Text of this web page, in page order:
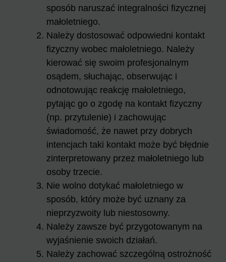
sposób naruszać integralności fizycznej
małoletniego.
Należy dostosować odpowiedni kontakt
fizyczny wobec małoletniego. Należy
kierować się swoim profesjonalnym
osądem, słuchając, obserwując i
odnotowując reakcję małoletniego,
pytając go o zgodę na kontakt fizyczny
(np. przytulenie) i zachowując
świadomość, że nawet przy dobrych
intencjach taki kontakt może być błędnie
zinterpretowany przez małoletniego lub
osoby trzecie.
Nie wolno dotykać małoletniego w
sposób, który może być uznany za
nieprzyzwoity lub niestosowny.
Należy zawsze być przygotowanym na
wyjaśnienie swoich działań.
Należy zachować szczególną ostrożność